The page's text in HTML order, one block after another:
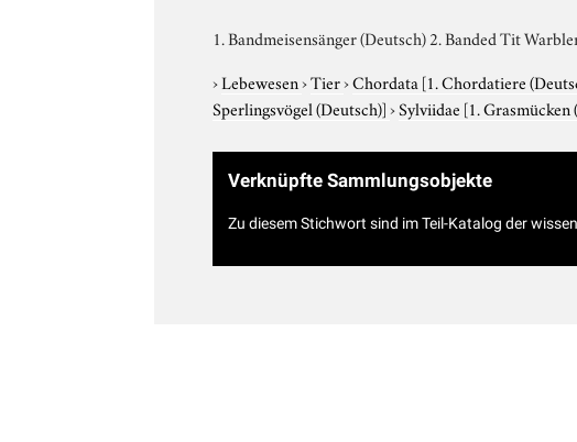
1. Bandmeisensänger (Deutsch) 2. Banded Tit
›Lebewesen›Tier›Chordata [1. Chordatiere
Sperlingsvögel (Deutsch)]›Sylviidae [1. Grasmücken
Verknüpfte Sammlungsobjekte
Zu diesem Stichwort sind im Teil-Katalog der